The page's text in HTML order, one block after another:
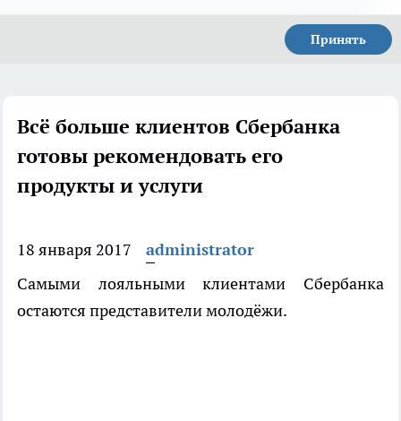
Принять
Всё больше клиентов Сбербанка
готовы рекомендовать его
продукты и услуги
18 января 2017
administrator
Самыми лояльными клиентами Сбербанка
остаются представители молодёжи.